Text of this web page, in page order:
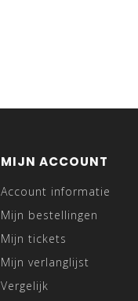
MIJN ACCOUNT
Account informatie
Mijn bestellingen
Mijn tickets
Mijn verlanglijst
Vergelijk